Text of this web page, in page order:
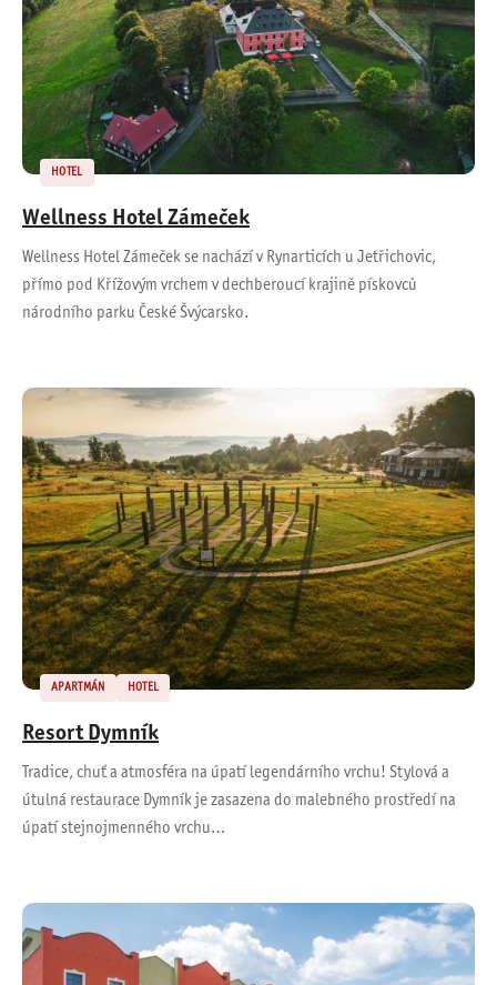
HOTEL
Wellness Hotel Zámeček
Wellness Hotel Zámeček se nachází v Rynarticích u Jetřichovic,
přímo pod Křížovým vrchem v dechberoucí krajině pískovců
národního parku České Švýcarsko.
APARTMÁN HOTEL
Resort Dymník
Tradice, chuť a atmosféra na úpatí legendárního vrchu! Stylová a
útulná restaurace Dymník je zasazena do malebného prostředí na
úpatí stejnojmenného vrchu…